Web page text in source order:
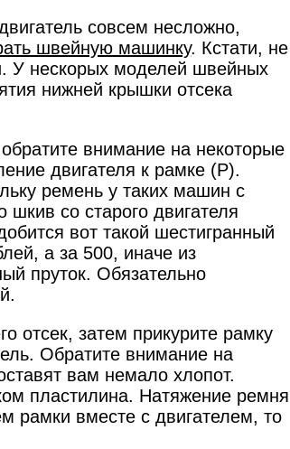
совсем несложно,
швейную машинку. Кстати, не
У нескорых моделей швейных
нижней крышки отсека
внимание на некоторые
двигателя к рамке (Р).
ремень у таких машин с
со старого двигателя
вот такой шестигранный
а за 500, иначе из
пруток. Обязательно
отсек, затем прикурите рамку
Обратите внимание на
вам немало хлопот.
пластилина. Натяжение ремня
рамки вместе с двигателем, то